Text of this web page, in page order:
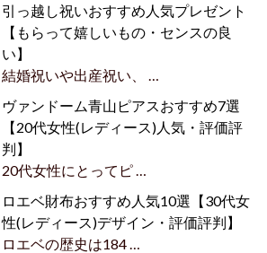
引っ越し祝いおすすめ人気プレゼント
【もらって嬉しいもの・センスの良
い】
結婚祝いや出産祝い、 …
ヴァンドーム青山ピアスおすすめ7選
【20代女性(レディース)人気・評価評
判】
20代女性にとってピ …
ロエベ財布おすすめ人気10選【30代女
性(レディース)デザイン・評価評判】
ロエベの歴史は184 …